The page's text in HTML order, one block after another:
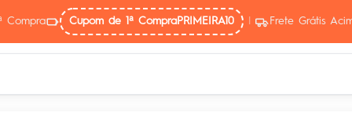
Compra Cupom de 1ª CompraPRIMEIRA10 Frete Grátis